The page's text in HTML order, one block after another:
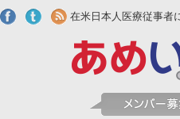
Skip to main content
在米日本人医療従事者